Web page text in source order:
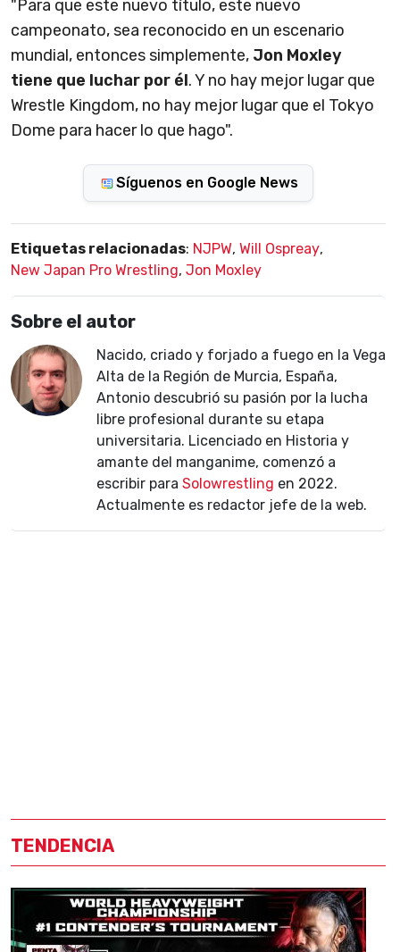
"Para que este nuevo título, este nuevo
campeonato, sea reconocido en un escenario
mundial, entonces simplemente, Jon Moxley
tiene que luchar por él. Y no hay mejor lugar que
Wrestle Kingdom, no hay mejor lugar que el Tokyo
Dome para hacer lo que hago".
Síguenos en Google News
Etiquetas relacionadas: NJPW, Will Ospreay,
New Japan Pro Wrestling, Jon Moxley
Sobre el autor
Nacido, criado y forjado a fuego en la Vega
Alta de la Región de Murcia, España,
Antonio descubrió su pasión por la lucha
libre profesional durante su etapa
universitaria. Licenciado en Historia y
amante del manganime, comenzó a
escribir para Solowrestling en 2022.
Actualmente es redactor jefe de la web.
TENDENCIA